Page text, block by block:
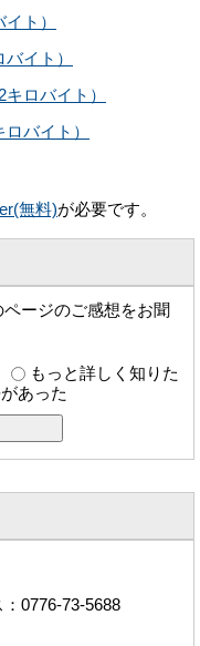
ト）
イト）
ロバイト）
バイト）
無料)が必要です。
ージのご感想をお聞
もっと詳しく知りた
あった
0776-73-5688